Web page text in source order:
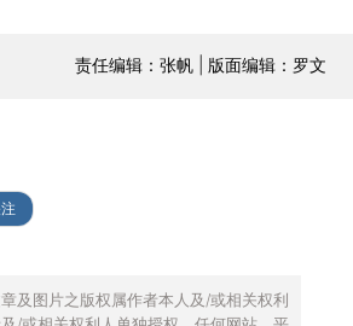
责任编辑：张帆 | 版面编辑：罗文
及图片之版权属作者本人及/或相关权利